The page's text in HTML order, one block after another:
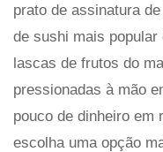
prato de assinatura
de sushi mais popular
lascas de frutos do
pressionadas à mão
pouco de dinheiro em
escolha uma opção